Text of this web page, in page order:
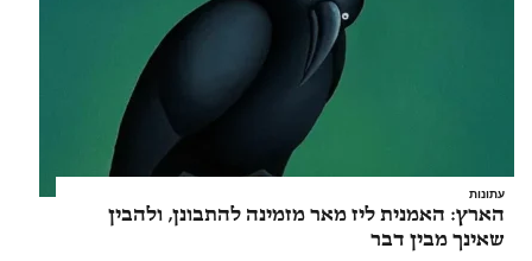
עתונות
הארץ: האמנית ליז מאר מזמינה להתבונן, ולהבין
שאינך מבין דבר